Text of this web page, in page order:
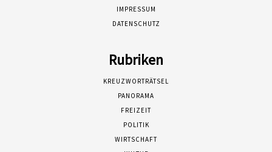
IMPRESSUM
DATENSCHUTZ
Rubriken
KREUZWORTRÄTSEL
PANORAMA
FREIZEIT
POLITIK
WIRTSCHAFT